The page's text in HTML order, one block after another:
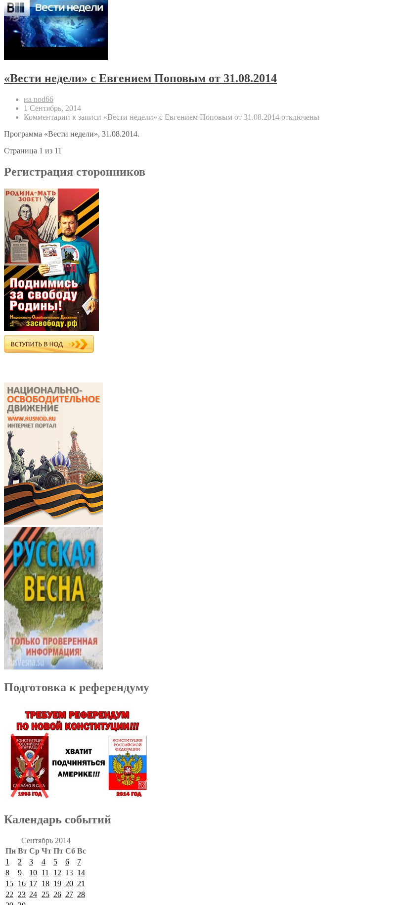
«Вести недели» с Евгением Поповым от 31.08.2014
на nod66
1 Сентябрь, 2014
Комментарии к записи «Вести недели» с Евгением Поповым от 31.08.2014 отключены
Программа «Вести недели», 31.08.2014.
Страница 1 из 11
Регистрация сторонников
Подготовка к референдуму
Календарь событий
Сентябрь 2014
Пн Вт Ср Чт Пт Сб Вс
1
2 3 4 5 6
7
8
9 10 11 12 13 14
15 16 17 18 19 20 21
22
23 24 25 26 27 28